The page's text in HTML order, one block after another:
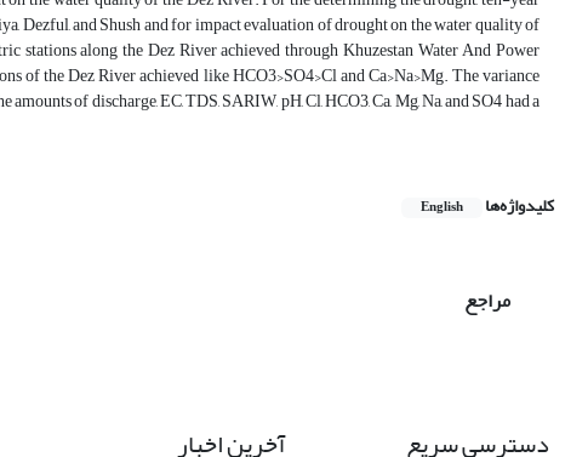
Dezful, and Shush and for impact evaluation of drought on the water quality of
stations along the Dez River achieved through Khuzestan Water And Power
of the Dez River achieved like HCO3>SO4>Cl and Ca>Na>Mg. The variance
of discharge, EC, TDS, SARIW, pH, Cl, HCO3, Ca, Mg, Na, and SO4 had a
کلیدواژه‌ها English
مراجع
دسترسی سریع آخرین اخبار